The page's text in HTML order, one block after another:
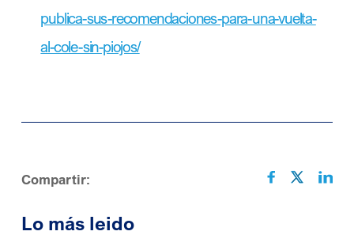
publica-sus-recomendaciones-para-una-vuelta-
al-cole-sin-piojos/
Compartir:
Lo más leido